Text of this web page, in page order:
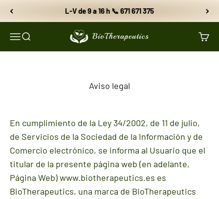
Ir al contenido
Envío GRATIS desde 59€
MenúBuscar BioTherapeutics
Aviso legal
En cumplimiento de la Ley 34/2002, de 11 de julio,
de Servicios de la Sociedad de la Información y de
Comercio electrónico, se informa al Usuario que el
titular de la presente página web (en adelante,
Página Web) www.biotherapeutics.es es
BioTherapeutics, una marca de BioTherapeutics